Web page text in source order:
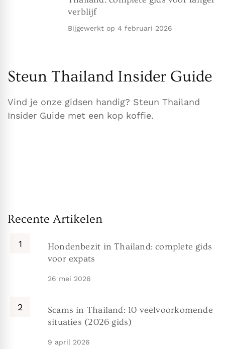
verblijf
Bijgewerkt op 4 februari 2026
Steun Thailand Insider Guide
Vind je onze gidsen handig? Steun Thailand
Insider Guide met een kop koffie.
Recente Artikelen
Hondenbezit in Thailand: complete gids
voor expats
26 mei 2026
Scams in Thailand: 10 veelvoorkomende
situaties (2026 gids)
9 april 2026